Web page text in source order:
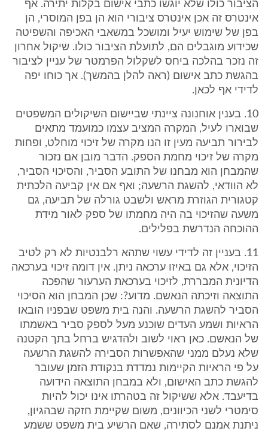
הציבור כולו שלא יוגשו כתבי אישום בקלות יתירה. אף
אינטרס זה אכן אינטרס ציבורי הוא הן בפן המוסרי, הן
בפן של שימוש יעיל ומושכל במשאבי האכיפה והשפיטה
שכידוע מוגבלים הם, לתועלת הציבור כולו. שיקול אחרון
זה נזכר בהלכה ביחס לשקלול הפרמטר של עניין לציבור
בהגשת כתב אישום (ראה להלן בהמשך). אך כוחו יפה
לדידי אף לכאן.
10. בענין אוחנונה ציינתי שביישום השיקולים המשפטים
שבוארו לעיל, המקרה המציב עצמו כמועמד מתאים
לבירור תביעה מעין זו הנו מקרה של זיכוי מוחלט, ופחות
מקרה של זיכוי מחמת הספק. הדבר מובן אם נזכור
שהמבחן הוא מבחנו של התובע הסביר, והסיכוי הסביר,
לא הוודאי, להשגת הרשעה; ואף אם אין קביעה הלכתית
קטגורית הגוזרת מראש ולשבט גורלה של תביעה, גם
משעה שהזיכוי בה היה מחמתו של ספק לאור מידת
ההוכחה הנדרשת בפלילים.
11. בעניין זה לדידי עשוי שתהא רלבנטיות לא רק לטיב
הזיכוי, אלא גם באיזו ערכאה ניתן. אין דומה זיכוי בערכאה
הדיונית המבררת, לזיכוי בערכאת הערעור שהפכה
התוצאה וזיכתה הנאשם. מדוע?: שכן המבחן הוא הסיכוי
הסביר להשגת הרשעה. והנה בית משפט שבפניו הובאו
הראיות ושמע העדים שוכנע מעל לספק סביר באשמתו
של הנאשם. כאן ראוי לשוב ולהדגיש ברחל בתך הקטנה
שלא נעלם ממני שהאפשרות הסבירה להשגת הרשעה
על פי הראיות הקיימות נמדדת בנקודת הזמן שעובר
להגשת כתב האישום, ולא במבחן התוצאה הידועה
בדיעבד. אלא ששיקול זה בטהרתו אינו יכול להיות
סימטרי לשני הכיוונים, משום שקיימת חזקה שבהגיון,
ניתנת אמנם לסתירה, שאם הרשיע בית משפט ששמע